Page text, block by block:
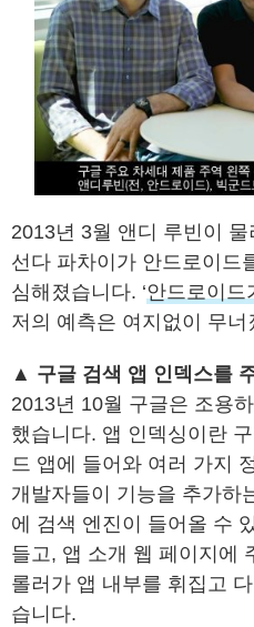
2013년 3월 앤디 루빈이
선다 파차이가 안드로이드
심해졌습니다. ‘안드로이드
저의 예측은 여지없이 무너
▲ 구글 검색 앱 인덱스를
2013년 10월 구글은 조용하
했습니다. 앱 인덱싱이란
드 앱에 들어와 여러 가지
개발자들이 기능을 추가하
에 검색 엔진이 들어올 수
들고, 앱 소개 웹 페이지에
롤러가 앱 내부를 휘집고
습니다.